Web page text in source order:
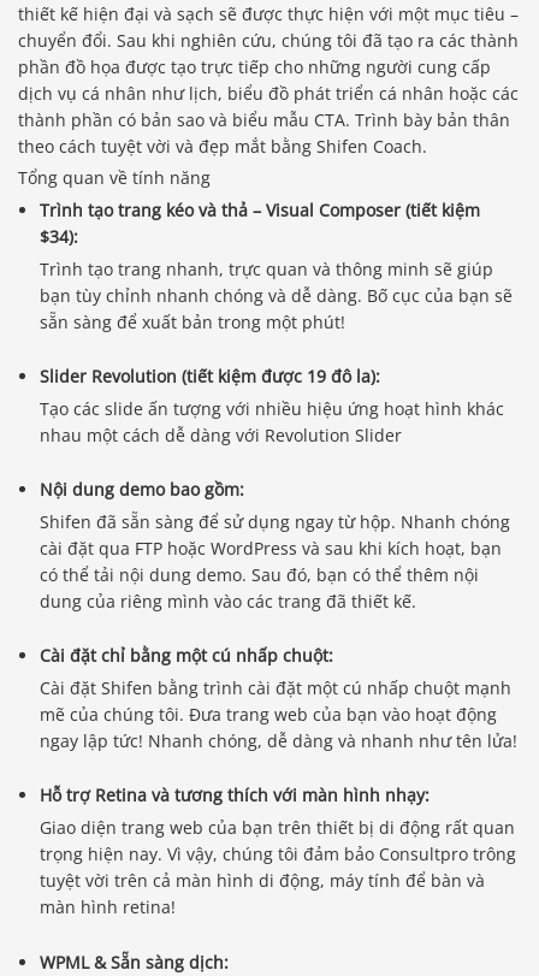
thiết kế hiện đại và sạch sẽ được thực hiện với một mục tiêu –
chuyển đổi. Sau khi nghiên cứu, chúng tôi đã tạo ra các thành
phần đồ họa được tạo trực tiếp cho những người cung cấp
dịch vụ cá nhân như lịch, biểu đồ phát triển cá nhân hoặc các
thành phần có bản sao và biểu mẫu CTA. Trình bày bản thân
theo cách tuyệt vời và đẹp mắt bằng Shifen Coach.
Tổng quan về tính năng
Trình tạo trang kéo và thả – Visual Composer (tiết kiệm
$34):
Trình tạo trang nhanh, trực quan và thông minh sẽ giúp
bạn tùy chỉnh nhanh chóng và dễ dàng. Bố cục của bạn sẽ
sẵn sàng để xuất bản trong một phút!
Slider Revolution (tiết kiệm được 19 đô la):
Tạo các slide ấn tượng với nhiều hiệu ứng hoạt hình khác
nhau một cách dễ dàng với Revolution Slider
Nội dung demo bao gồm:
Shifen đã sẵn sàng để sử dụng ngay từ hộp. Nhanh chóng
cài đặt qua FTP hoặc WordPress và sau khi kích hoạt, bạn
có thể tải nội dung demo. Sau đó, bạn có thể thêm nội
dung của riêng mình vào các trang đã thiết kế.
Cài đặt chỉ bằng một cú nhấp chuột:
Cài đặt Shifen bằng trình cài đặt một cú nhấp chuột mạnh
mẽ của chúng tôi. Đưa trang web của bạn vào hoạt động
ngay lập tức! Nhanh chóng, dễ dàng và nhanh như tên lửa!
Hỗ trợ Retina và tương thích với màn hình nhạy:
Giao diện trang web của bạn trên thiết bị di động rất quan
trọng hiện nay. Vì vậy, chúng tôi đảm bảo Consultpro trông
tuyệt vời trên cả màn hình di động, máy tính để bàn và
màn hình retina!
WPML & Sẵn sàng dịch: